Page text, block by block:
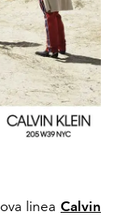
lineaCalvin